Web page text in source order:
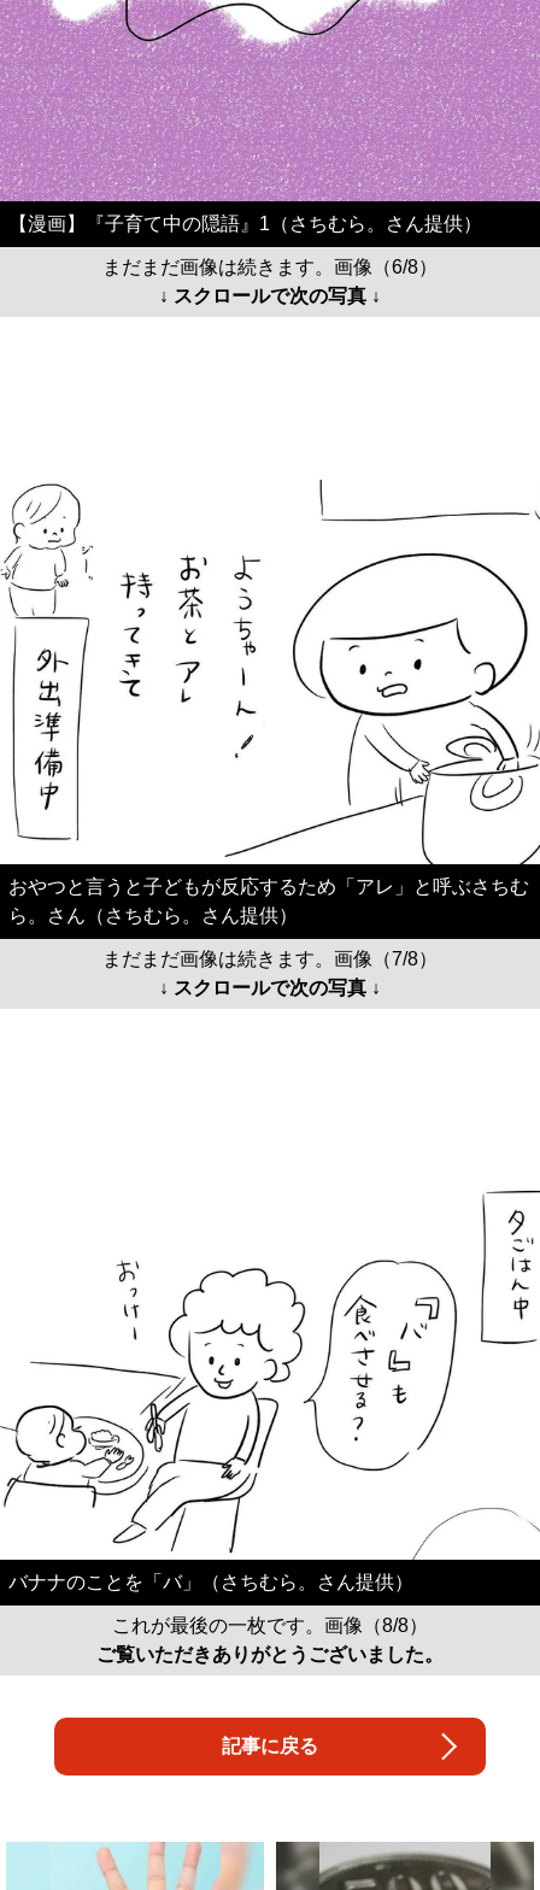
【漫画】『子育て中の隠語』1（さちむら。さん提供）
まだまだ画像は続きます。画像（6/8）
↓ スクロールで次の写真 ↓
おやつと言うと子どもが反応するため「アレ」と呼ぶさちむ
ら。さん（さちむら。さん提供）
まだまだ画像は続きます。画像（7/8）
↓ スクロールで次の写真 ↓
バナナのことを「バ」（さちむら。さん提供）
これが最後の一枚です。画像（8/8）
ご覧いただきありがとうございました。
記事に戻る